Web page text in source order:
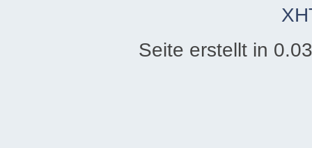
Seite erstellt in